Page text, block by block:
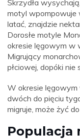
Skrzydła
motyl wpompowuje
latać, znajdzie
Dorosłe motyle
okresie lęgowym w
Migrujący
płciowej, dopóki
W okresie lęgowym
dwóch do pięciu
migruje, może żyć
Populacja